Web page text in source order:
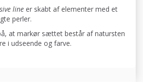
line er skabt af elementer med et
perler.
at markør sættet består af natursten
i udseende og farve.